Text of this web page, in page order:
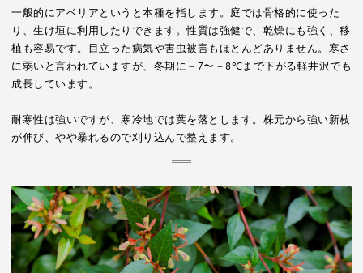
一般的にアベリアというと本種を指します。庭では骨格的に使った
り、生け垣に利用したりできます。性質は強健で、乾燥にも強く、移
植も容易です。目立った病気や害虫被害もほとんどありません。寒さ
に弱いと言われていますが、冬期に－7〜－8℃まで下がる軽井沢でも
成長しています。
耐寒性は強いですが、寒冷地では葉を落とします。株元から強い新枝
が伸び、やや暴れるので刈り込んで整えます。